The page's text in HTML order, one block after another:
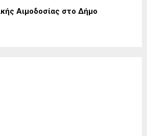
Αιμοδοσίας στο Δήμο